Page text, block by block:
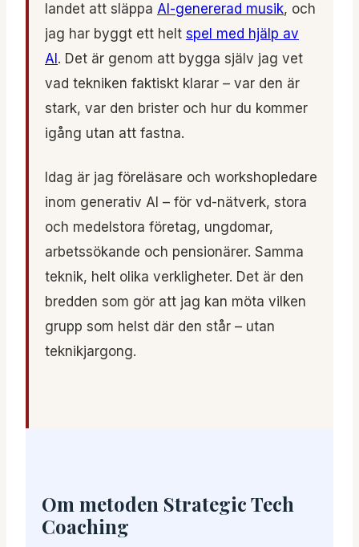
landet att släppa AI-genererad musik, och
jag har byggt ett helt spel med hjälp av
AI . Det är genom att bygga själv jag vet
vad tekniken faktiskt klarar – var den är
stark, var den brister och hur du kommer
igång utan att fastna.
Idag är jag föreläsare och workshopledare
inom generativ AI – för vd-nätverk, stora
och medelstora företag, ungdomar,
arbetssökande och pensionärer. Samma
teknik, helt olika verkligheter. Det är den
bredden som gör att jag kan möta vilken
grupp som helst där den står – utan
teknikjargong.
Om metoden Strategic Tech
Coaching